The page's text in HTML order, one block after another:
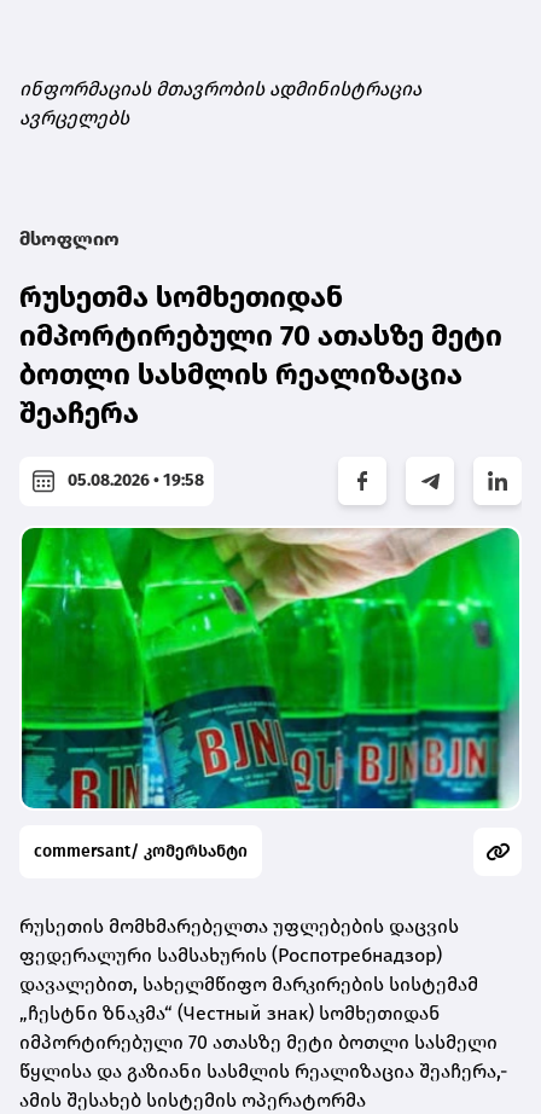
ინფორმაციას მთავრობის ადმინისტრაცია
ავრცელებს
მსოფლიო
რუსეთმა სომხეთიდან
იმპორტირებული 70 ათასზე მეტი
ბოთლი სასმლის რეალიზაცია
შეაჩერა
05.08.2026 • 19:58
commersant/ კომერსანტი
რუსეთის მომხმარებელთა უფლებების დაცვის
ფედერალური სამსახურის (Роспотребнадзор)
დავალებით, სახელმწიფო მარკირების სისტემამ
„ჩესტნი ზნაკმა“ (Честный знак) სომხეთიდან
იმპორტირებული 70 ათასზე მეტი ბოთლი სასმელი
წყლისა და გაზიანი სასმლის რეალიზაცია შეაჩერა,-
ამის შესახებ სისტემის ოპერატორმა